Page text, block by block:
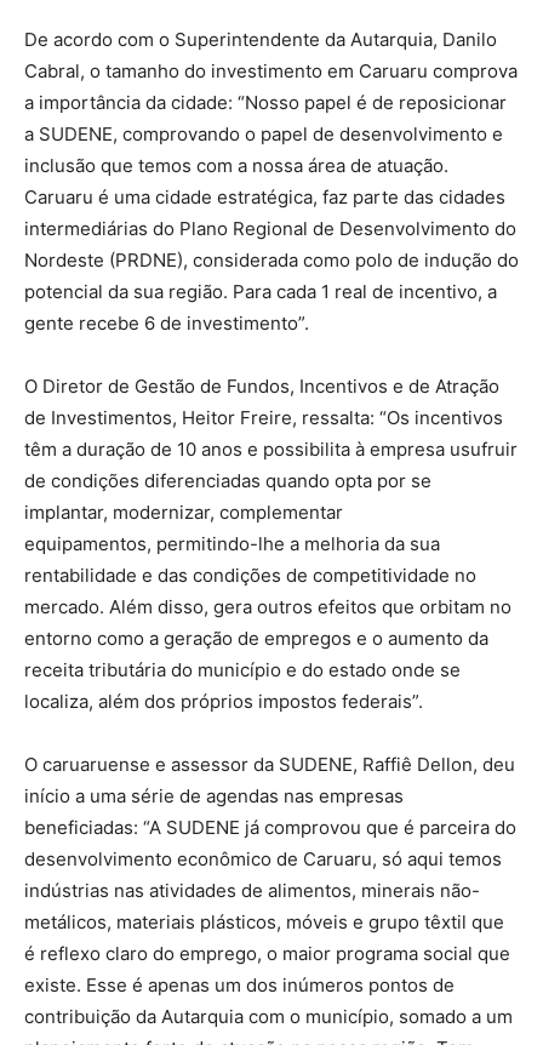
De acordo com o Superintendente da Autarquia, Danilo
Cabral, o tamanho do investimento em Caruaru comprova
a importância da cidade: “Nosso papel é de reposicionar
a SUDENE, comprovando o papel de desenvolvimento e
inclusão que temos com a nossa área de atuação.
Caruaru é uma cidade estratégica, faz parte das cidades
intermediárias do Plano Regional de Desenvolvimento do
Nordeste (PRDNE), considerada como polo de indução do
potencial da sua região. Para cada 1 real de incentivo, a
gente recebe 6 de investimento”.
O Diretor de Gestão de Fundos, Incentivos e de Atração
de Investimentos, Heitor Freire, ressalta: “Os incentivos
têm a duração de 10 anos e possibilita à empresa usufruir
de condições diferenciadas quando opta por se
implantar, modernizar, complementar
equipamentos, permitindo-lhe a melhoria da sua
rentabilidade e das condições de competitividade no
mercado. Além disso, gera outros efeitos que orbitam no
entorno como a geração de empregos e o aumento da
receita tributária do município e do estado onde se
localiza, além dos próprios impostos federais”.
O caruaruense e assessor da SUDENE, Raffiê Dellon, deu
início a uma série de agendas nas empresas
beneficiadas: “A SUDENE já comprovou que é parceira do
desenvolvimento econômico de Caruaru, só aqui temos
indústrias nas atividades de alimentos, minerais não-
metálicos, materiais plásticos, móveis e grupo têxtil que
é reflexo claro do emprego, o maior programa social que
existe. Esse é apenas um dos inúmeros pontos de
contribuição da Autarquia com o município, somado a um